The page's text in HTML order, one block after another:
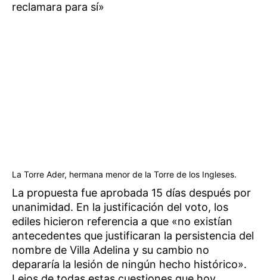
reclamara para sí»
La Torre Ader, hermana menor de la Torre de los Ingleses.
La propuesta fue aprobada 15 días después por
unanimidad. En la justificación del voto, los
ediles hicieron referencia a que «no existían
antecedentes que justificaran la persistencia del
nombre de Villa Adelina y su cambio no
depararía la lesión de ningún hecho histórico».